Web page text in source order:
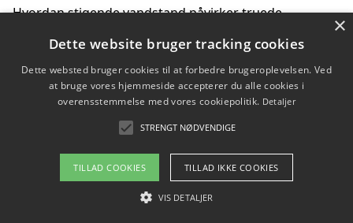
Hvordan stigende vandstand påvirker truede
Sådan vælger du de bedste vandrerygsække til
vandreture i Danmark
Copyright 2026 - Pilanto Aps
Om / kontakt
×
Dette website bruger tracking cookies
Dette websted bruger cookies til at forbedre brugeroplevelsen. Ved
at bruge vores hjemmeside accepterer du alle cookies i
overensstemmelse med vores cookiepolitik. Detaljer
STRENGT NØDVENDIGE
TILLAD COOKIES TILLAD IKKE COOKIES
VIS DETALJER